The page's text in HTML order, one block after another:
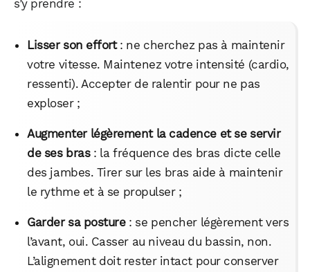
s’y prendre :
Lisser son effort: ne cherchez pas à maintenir
votre vitesse. Maintenez votre intensité (cardio,
ressenti). Accepter de ralentir pour ne pas
exploser ;
Augmenter légèrement la cadence et se servir
de ses bras: la fréquence des bras dicte celle
des jambes. Tirer sur les bras aide à maintenir
le rythme et à se propulser ;
Garder sa posture: se pencher légèrement vers
l’avant, oui. Casser au niveau du bassin, non.
L’alignement doit rester intact pour conserver